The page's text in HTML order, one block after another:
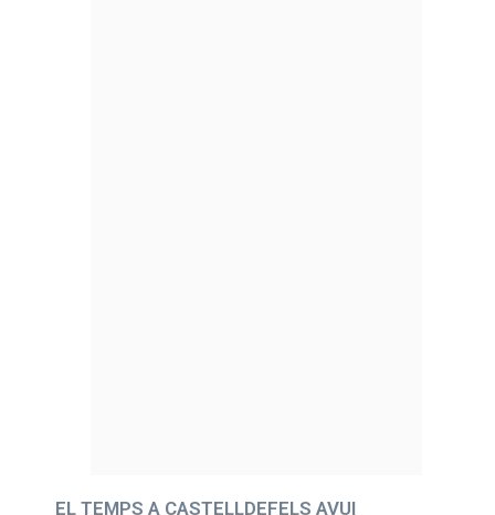
EL TEMPS A CASTELLDEFELS AVUI